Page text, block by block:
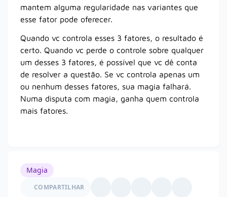
mantem alguma regularidade nas variantes que
esse fator pode oferecer.
Quando vc controla esses 3 fatores, o resultado é
certo. Quando vc perde o controle sobre qualquer
um desses 3 fatores, é possível que vc dê conta
de resolver a questão. Se vc controla apenas um
ou nenhum desses fatores, sua magia falhará.
Numa disputa com magia, ganha quem controla
mais fatores.
Magia
COMPARTILHAR